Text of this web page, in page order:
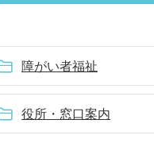
障がい者福祉
役所・窓口案内